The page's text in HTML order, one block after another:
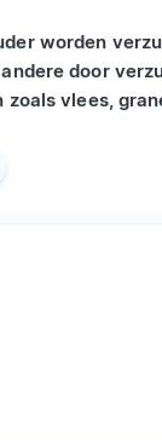
worden
door
vlees,